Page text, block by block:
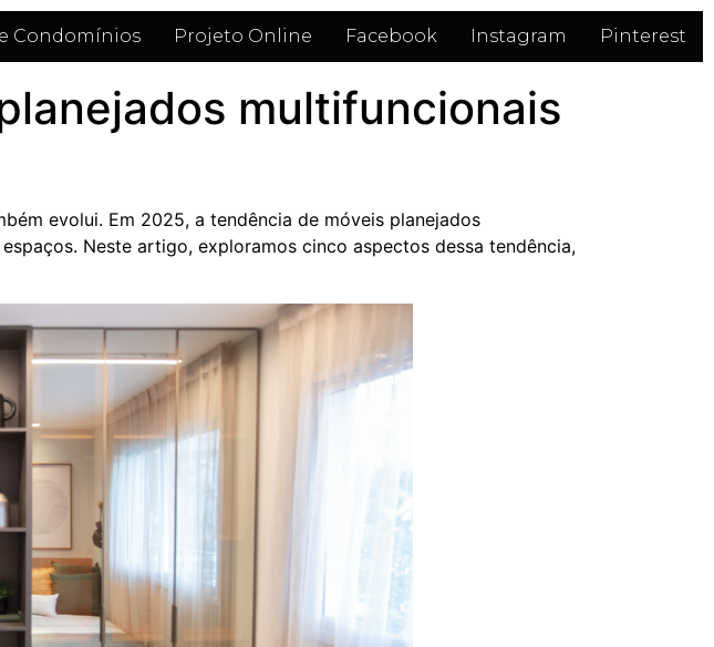
Condomínios Projeto Online Facebook Instagram Pinterest
multifuncionais
evolui. Em 2025, a tendência de móveis planejados
Neste artigo, exploramos cinco aspectos dessa tendência,